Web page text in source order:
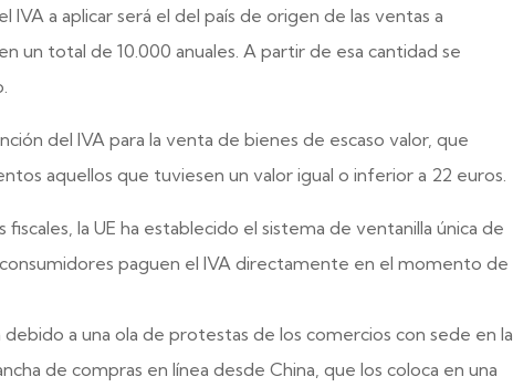
IVA a aplicar será el del país de origen de las ventas a
un total de 10.000 anuales. A partir de esa cantidad se
del IVA para la venta de bienes de escaso valor, que
aquellos que tuviesen un valor igual o inferior a 22 euros.
fiscales, la UE ha establecido el sistema de ventanilla única de
paguen el IVA directamente en el momento de
a una ola de protestas de los comercios con sede en la
de compras en línea desde China, que los coloca en una